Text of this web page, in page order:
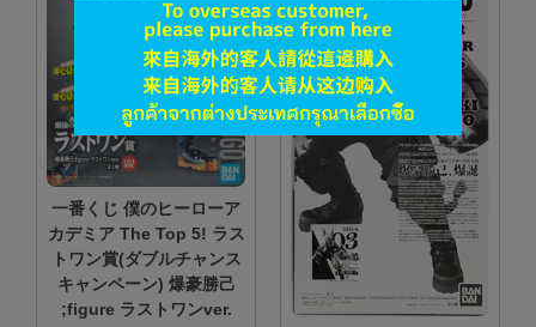
一番くじ 僕のヒーローア
カデミア The Top 5! ラス
トワン賞(ダブルチャンス
キャンペーン) 爆豪勝己
;figure ラストワンver.